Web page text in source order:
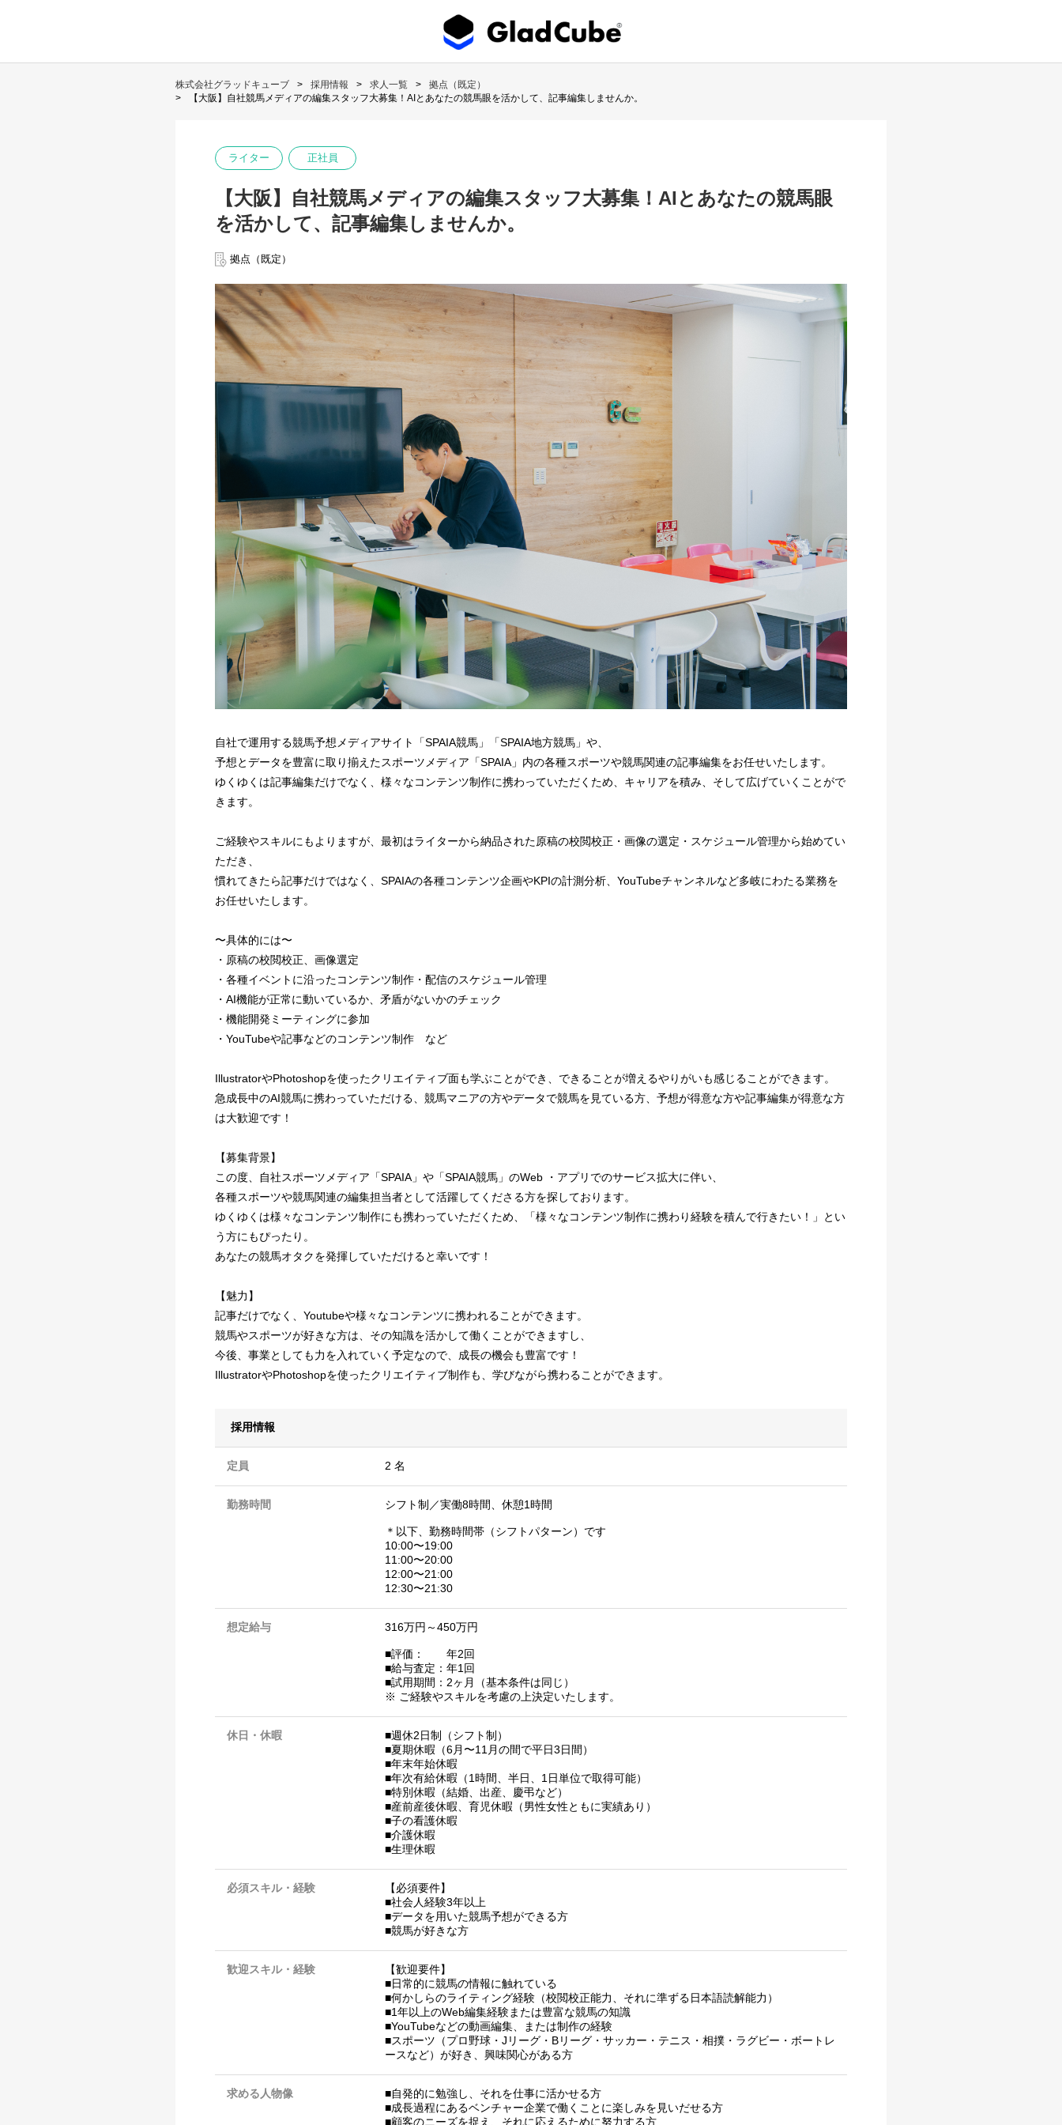
株式会社グラッドキューブ 採用情報 求人一覧
拠点（既定）
【大阪】自社競馬メディアの編集スタッフ大募集！AIとあなたの競馬眼を活かして、記事編集しませんか。
ライター 正社員
【大阪】自社競馬メディアの編集スタッフ大募集！AIとあなたの競馬眼
を活かして、記事編集しませんか。
拠点（既定）
自社で運用する競馬予想メディアサイト「SPAIA競馬」「SPAIA地方競馬」や、
予想とデータを豊富に取り揃えたスポーツメディア「SPAIA」内の各種スポーツや競馬関連の記事編集をお任せいたします。
ゆくゆくは記事編集だけでなく、様々なコンテンツ制作に携わっていただくため、キャリアを積み、そして広げていくことがで
きます。
ご経験やスキルにもよりますが、最初はライターから納品された原稿の校閲校正・画像の選定・スケジュール管理から始めてい
ただき、
慣れてきたら記事だけではなく、SPAIAの各種コンテンツ企画やKPIの計測分析、YouTubeチャンネルなど多岐にわたる業務を
お任せいたします。
〜具体的には〜
・原稿の校閲校正、画像選定
・各種イベントに沿ったコンテンツ制作・配信のスケジュール管理
・AI機能が正常に動いているか、矛盾がないかのチェック
・機能開発ミーティングに参加
・YouTubeや記事などのコンテンツ制作 など
IllustratorやPhotoshopを使ったクリエイティブ面も学ぶことができ、できることが増えるやりがいも感じることができます。
急成長中のAI競馬に携わっていただける、競馬マニアの方やデータで競馬を見ている方、予想が得意な方や記事編集が得意な方
は大歓迎です！
【募集背景】
この度、自社スポーツメディア「SPAIA」や「SPAIA競馬」のWeb ・アプリでのサービス拡大に伴い、
各種スポーツや競馬関連の編集担当者として活躍してくださる方を探しております。
ゆくゆくは様々なコンテンツ制作にも携わっていただくため、「様々なコンテンツ制作に携わり経験を積んで行きたい！」とい
う方にもぴったり。
あなたの競馬オタクを発揮していただけると幸いです！
【魅力】
記事だけでなく、Youtubeや様々なコンテンツに携われることができます。
競馬やスポーツが好きな方は、その知識を活かして働くことができますし、
今後、事業としても力を入れていく予定なので、成長の機会も豊富です！
IllustratorやPhotoshopを使ったクリエイティブ制作も、学びながら携わることができます。
採用情報
定員 2 名
勤務時間 シフト制／実働8時間、休憩1時間
＊以下、勤務時間帯（シフトパターン）です
10:00〜19:00
11:00〜20:00
12:00〜21:00
12:30〜21:30
想定給与 316万円～450万円
■評価： 年2回
■給与査定：年1回
■試用期間：2ヶ月（基本条件は同じ）
※ ご経験やスキルを考慮の上決定いたします。
休日・休暇
■週休2日制（シフト制）
■夏期休暇（6月〜11月の間で平日3日間）
■年末年始休暇
■年次有給休暇（1時間、半日、1日単位で取得可能）
■特別休暇（結婚、出産、慶弔など）
■産前産後休暇、育児休暇（男性女性ともに実績あり）
■子の看護休暇
■介護休暇
■生理休暇
必須スキル・経験
【必須要件】
■社会人経験3年以上
■データを用いた競馬予想ができる方
■競馬が好きな方
歓迎スキル・経験
【歓迎要件】
■日常的に競馬の情報に触れている
■何かしらのライティング経験（校閲校正能力、それに準ずる日本語読解能力）
■1年以上のWeb編集経験または豊富な競馬の知識
■YouTubeなどの動画編集、または制作の経験
■スポーツ（プロ野球・Jリーグ・Bリーグ・サッカー・テニス・相撲・ラグビー・ボートレ
ースなど）が好き、興味関心がある方
求める人物像
■自発的に勉強し、それを仕事に活かせる方
■成長過程にあるベンチャー企業で働くことに楽しみを見いだせる方
■顧客のニーズを捉え、それに応えるために努力する方